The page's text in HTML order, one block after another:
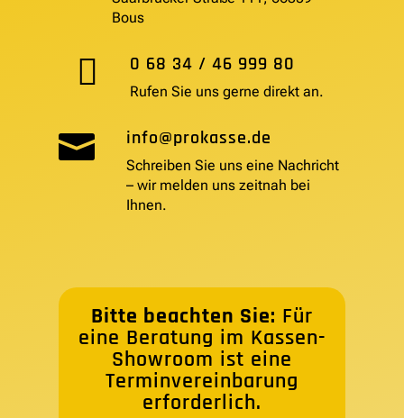
Bous
 0 68 34 / 46 999 80
Rufen Sie uns gerne direkt an.
 info@prokasse.de
Schreiben Sie uns eine Nachricht
– wir melden uns zeitnah bei
Ihnen.
Bitte beachten Sie: Für
eine Beratung im Kassen-
Showroom ist eine
Terminvereinbarung
erforderlich.